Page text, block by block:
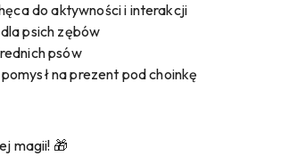
do aktywności i interakcji
psich zębów
psów
na prezent pod choinkę
magii! 🎁